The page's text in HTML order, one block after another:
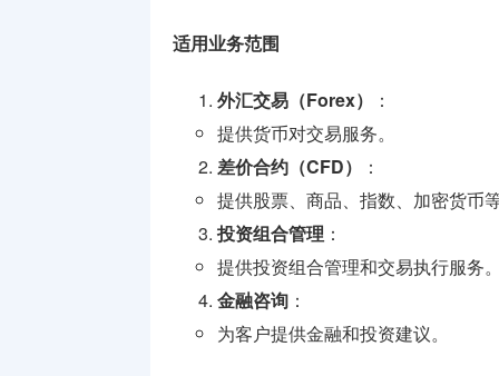
牌照
监管机构
适用业务范围
外汇交易（Forex）
：
提供货币对交易服务。
差价合约（CFD）
：
提供股票、商品、指数、加密货币
投资组合管理 ：
提供投资组合管理和交易执行服务
金融咨询 ：
为客户提供金融和投资建议。